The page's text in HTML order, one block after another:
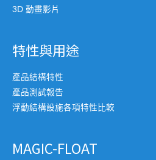
3D 動畫影片
特性與用途
產品結構特性
產品測試報告
浮動結構設施各項特性比較
MAGIC-FLOAT